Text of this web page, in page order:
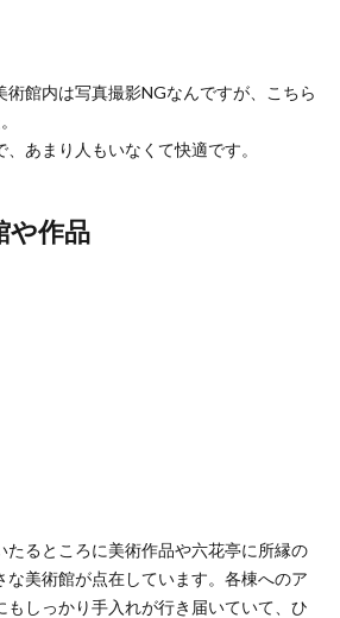
術館内は写真撮影NGなんですが、こちら
あまり人もいなくて快適です。
や作品
たるところに美術作品や六花亭に所縁の
な美術館が点在しています。各棟へのア
もしっかり手入れが行き届いていて、ひ